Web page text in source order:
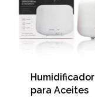
Humidificador
para Aceites